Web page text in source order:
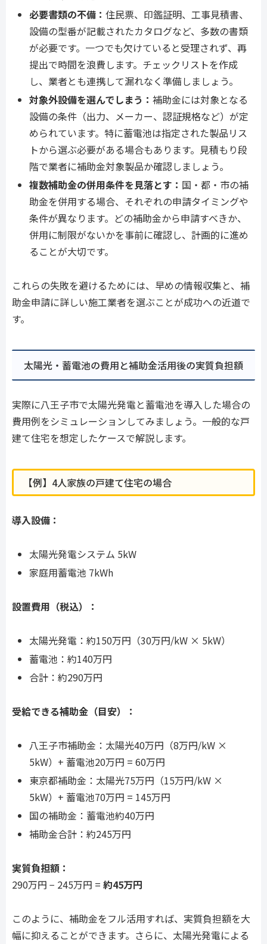
必要書類の不備：住民票、印鑑証明、工事見積書、
設備の型番が記載されたカタログなど、多数の書類
が必要です。一つでも欠けていると受理されず、再
提出で時間を浪費します。チェックリストを作成
し、業者とも連携して漏れなく準備しましょう。
対象外設備を選んでしまう：補助金には対象となる
設備の条件（出力、メーカー、認証規格など）が定
められています。特に蓄電池は指定された製品リス
トから選ぶ必要がある場合もあります。見積もり段
階で業者に補助金対象製品か確認しましょう。
複数補助金の併用条件を見落とす： 国・都・市の補
助金を併用する場合、それぞれの申請タイミングや
条件が異なります。どの補助金から申請すべきか、
併用に制限がないかを事前に確認し、計画的に進め
ることが大切です。
これらの失敗を避けるためには、早めの情報収集と、補
助金申請に詳しい施工業者を選ぶことが成功への近道で
す。
太陽光・蓄電池の費用と補助金活用後の実質負担額
実際に八王子市で太陽光発電と蓄電池を導入した場合の
費用例をシミュレーションしてみましょう。一般的な戸
建て住宅を想定したケースで解説します。
【例】4人家族の戸建て住宅の場合
導入設備：
太陽光発電システム 5kW
家庭用蓄電池 7kWh
設置費用（税込）：
太陽光発電：約150万円（30万円/kW × 5kW）
蓄電池：約140万円
合計：約290万円
受給できる補助金（目安）：
八王子市補助金：太陽光40万円（8万円/kW ×
5kW）+ 蓄電池20万円 = 60万円
東京都補助金：太陽光75万円（15万円/kW ×
5kW）+ 蓄電池70万円 = 145万円
国の補助金：蓄電池約40万円
補助金合計：約245万円
実質負担額：
290万円 − 245万円 = 約45万円
このように、補助金をフル活用すれば、実質負担額を大
幅に抑えることができます。さらに、太陽光発電による